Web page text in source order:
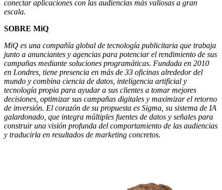
conectar aplicaciones con las audiencias más valiosas a gran
escala.
SOBRE MiQ
MiQ es una compañía global de tecnología publicitaria que trabaja
junto a anunciantes y agencias para potenciar el rendimiento de sus
campañas mediante soluciones programáticas. Fundada en 2010
en Londres, tiene presencia en más de 33 oficinas alrededor del
mundo y combina ciencia de datos, inteligencia artificial y
tecnología propia para ayudar a sus clientes a tomar mejores
decisiones, optimizar sus campañas digitales y maximizar el retorno
de inversión. El corazón de su propuesta es Sigma, su sistema de IA
galardonado, que integra múltiples fuentes de datos y señales para
construir una visión profunda del comportamiento de las audiencias
y traducirla en resultados de marketing concretos.